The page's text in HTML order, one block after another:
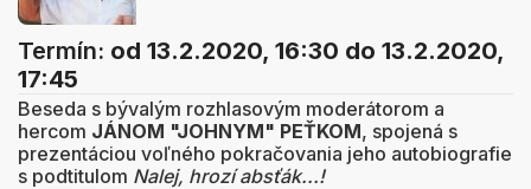
Termín: od 13.2.2020, 16:30 do 13.2.2020,
17:45
Beseda s bývalým rozhlasovým moderátorom a
hercom JÁNOM "JOHNYM" PEŤKOM, spojená s
prezentáciou voľného pokračovania jeho autobiografie
s podtitulom Nalej, hrozí absťák...!